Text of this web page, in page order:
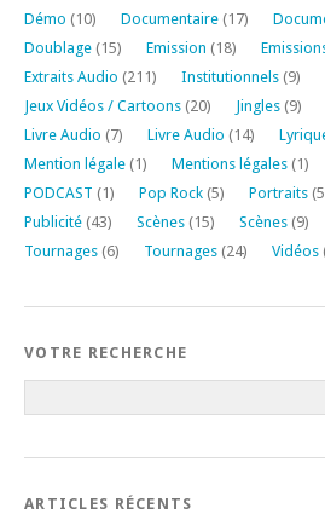
Démo (10) Documentaire (17)
Doublage (15) Emission (18)
Extraits Audio (211) Institutionnels (9)
Jeux Vidéos / Cartoons (20) Jingles (9)
Livre Audio (7) Livre Audio (14)
Mention légale (1) Mentions légales (1)
PODCAST (1) Pop Rock (5) Portraits
Publicité (43) Scènes (15) Scènes (9)
Tournages (6) Tournages (24) Vidéos
VOTRE RECHERCHE
ARTICLES RÉCENTS